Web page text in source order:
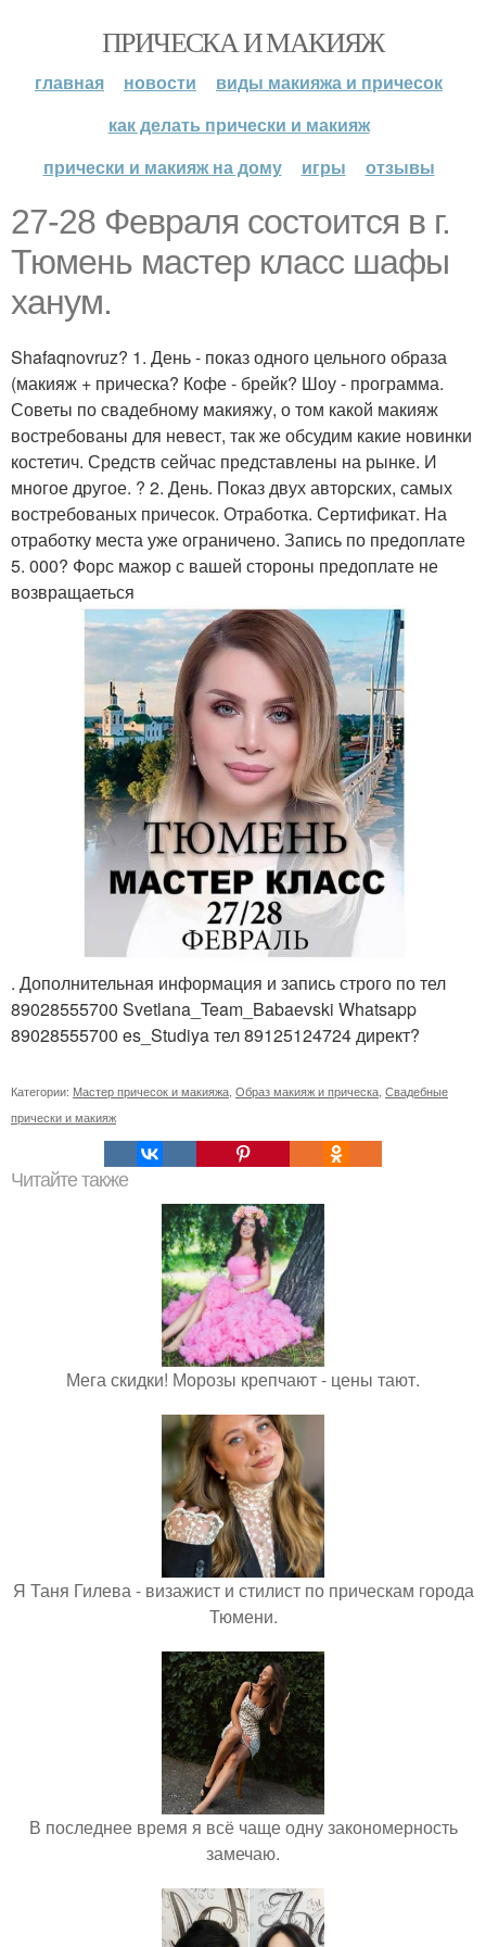
ПРИЧЕСКА И МАКИЯЖ
главная новости
виды макияжа и причесок
как делать прически и макияж
прически и макияж на дому
игры отзывы
27-28 Февраля состоится в г.
Тюмень мастер класс шафы
ханум.
Shafaqnovruz? 1. День - показ одного цельного образа
(макияж + прическа? Кофе - брейк? Шоу - программа.
Советы по свадебному макияжу, о том какой макияж
востребованы для невест, так же обсудим какие новинки
костетич. Средств сейчас представлены на рынке. И
многое другое. ? 2. День. Показ двух авторских, самых
востребованых причесок. Отработка. Сертификат. На
отработку места уже ограничено. Запись по предоплате
5. 000? Форс мажор с вашей стороны предоплате не
возвращаеться
. Дополнительная информация и запись строго по тел
89028555700 Svetlana_Team_Babaevski Whatsapp
89028555700 es_Studiya тел 89125124724 директ?
Категории: Мастер причесок и макияжа, Образ макияж и прическа, Свадебные
прически и макияж
Читайте также
Мега скидки! Морозы крепчают - цены тают.
Я Таня Гилева - визажист и стилист по прическам города
Тюмени.
В последнее время я всё чаще одну закономерность
замечаю.